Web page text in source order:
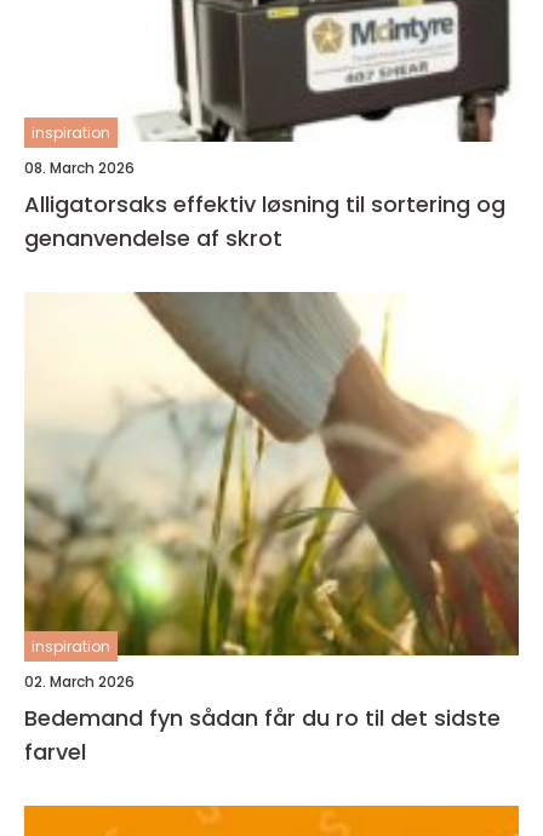
inspiration
08. March 2026
Alligatorsaks effektiv løsning til sortering og
genanvendelse af skrot
inspiration
02. March 2026
Bedemand fyn sådan får du ro til det sidste
farvel